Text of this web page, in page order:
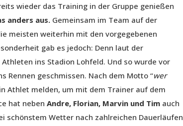
wieder das Training in der Gruppe genießen
anders aus. Gemeinsam im Team auf der
meisten weiterhin mit den vorgegebenen
gab es jedoch: Denn laut der
ins Stadion Lohfeld. Und so wurde vor
Rennen geschmissen. Nach dem Motto “wer
Athlet melden, um mit dem Trainer auf dem
hat neben Andre, Florian, Marvin und Tim auch
schönstem Wetter nach zahlreichen Dauerläufen